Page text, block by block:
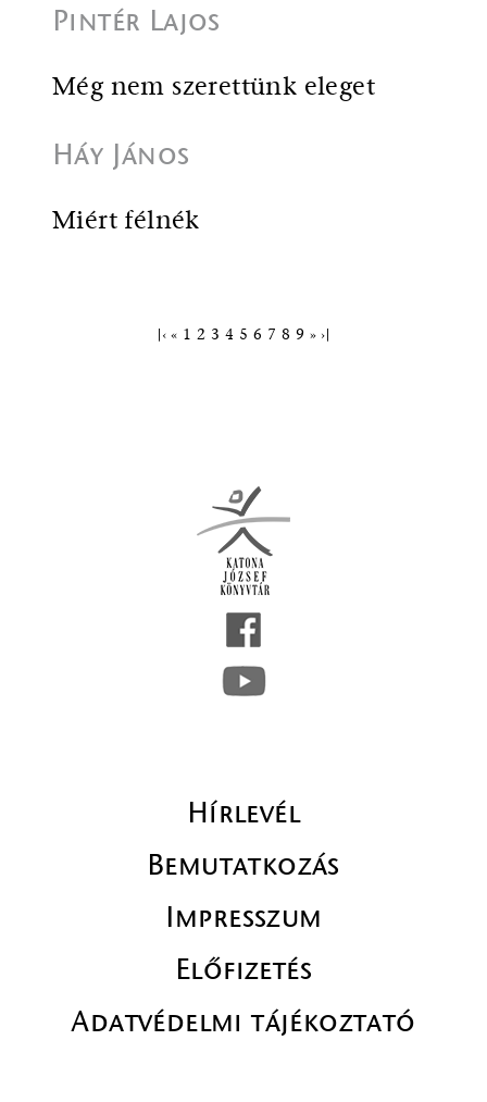
Pintér Lajos
Még nem szerettünk eleget
Háy János
Miért félnék
|‹ « 1 2 3 4 5 6 7 8 9 » ›|
Hírlevél
Bemutatkozás
Impresszum
Előfizetés
Adatvédelmi tájékoztató